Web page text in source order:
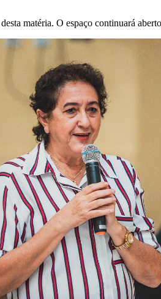
matéria. O espaço continuará